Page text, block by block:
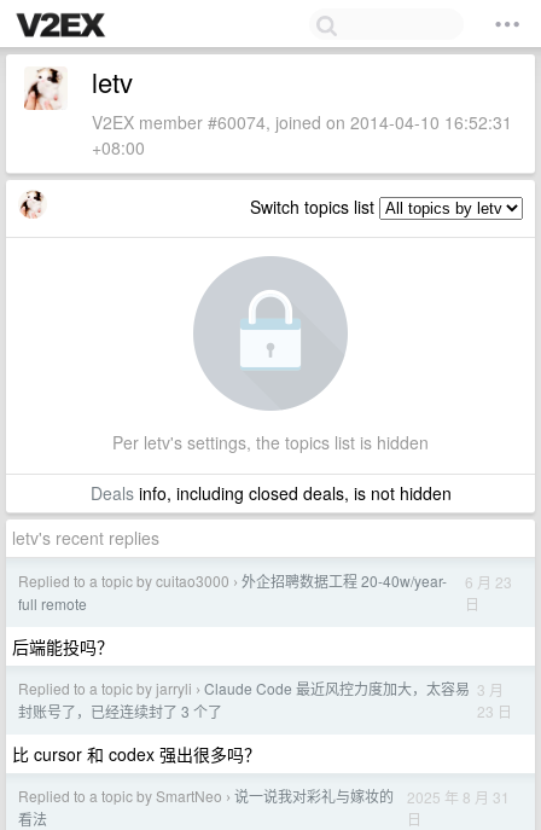
letv
V2EX member #60074, joined on 2014-04-10 16:52:31
+08:00
Switch topics list
Per letv's settings, the topics list is hidden
Dealsinfo, including closed deals, is not hidden
letv's recent replies
Replied to a topic by cuitao3000 › 外企招聘数据工程 20-40w/year-
full remote
6 月 23
日
后端能投吗？
Replied to a topic by jarryli › Claude Code 最近风控力度加大，太容易
封账号了，已经连续封了 3 个了
3 月
23 日
比 cursor 和 codex 强出很多吗？
Replied to a topic by SmartNeo › 说一说我对彩礼与嫁妆的
看法
2025 年 8 月 31
日